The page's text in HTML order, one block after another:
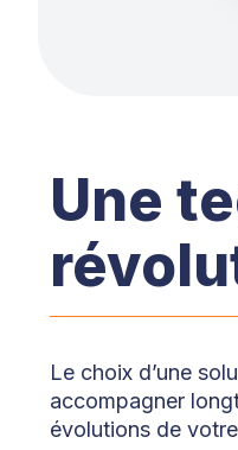
Une
Le choix d’une
accompagner
évolutions de